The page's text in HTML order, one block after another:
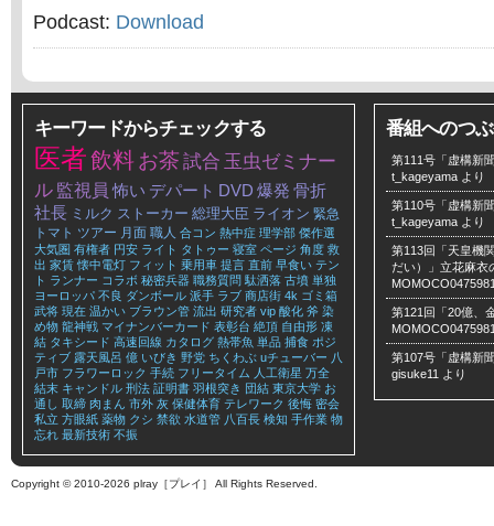
Podcast: Download
キーワードからチェックする
医者飲料 お茶 試合 玉虫ゼミナー
ル 監視員 怖い デパート DVD 爆発 骨折
社長 ミルク ストーカー 総理大臣 ライオン 緊急
トマト ツアー 月面 職人 合コン 熱中症 理学部 傑作選
大気圏 有権者 円安 ライト タトゥー 寝室 ページ 角度 救
出 家賃 懐中電灯 フィット 乗用車 提言 直前 早食い テン
ト ランナー コラボ 秘密兵器 職務質問 駄洒落 古墳 単独
ヨーロッパ 不良 ダンボール 派手 ラブ 商店街 4k ゴミ箱
武将 現在 温かい ブラウン管 流出 研究者 vip 酸化 斧 染
め物 龍神戦 マイナンバーカード 表彰台 絶頂 自由形 凍
結 タキシード 高速回線 カタログ 熱帯魚 単品 捕食 ポジ
ティブ 露天風呂 億 いびき 野党 ちくわぶ uチューバー 八
戸市 フラワーロック 手続 フリータイム 人工衛星 万全
結末 キャンドル 刑法 証明書 羽根突き 団結 東京大学 お
通し 取締 肉まん 市外 灰 保健体育 テレワーク 後悔 密会
私立 方眼紙 薬物 クシ 禁欲 水道管 八百長 検知 手作業 物
忘れ 最新技術 不振
番組へのつ
第111号「虚構新
t_kageyama より
第110号「虚構新
t_kageyama より
第113回「天皇機
だい）」立花麻衣
第121回「20億、
第107号「虚構新
gisuke11 より
Copyright © 2010-2026 plray［プレイ］ All Rights Reserved.